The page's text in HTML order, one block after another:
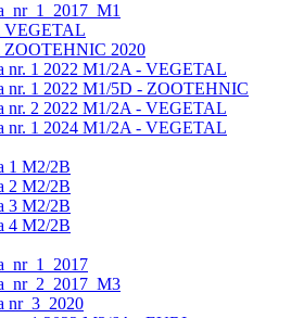
VEGETAL
ZOOTEHNIC 2020
nr. 1 2022 M1/2A - VEGETAL
nr. 1 2022 M1/5D - ZOOTEHNIC
nr. 2 2022 M1/2A - VEGETAL
nr. 1 2024 M1/2A - VEGETAL
1 M2/2B
2 M2/2B
3 M2/2B
4 M2/2B
nr_3_2020